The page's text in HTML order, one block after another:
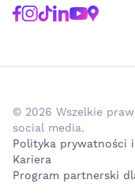
© 2026 Wszelkie
social media.
Polityka prywatności
Kariera
Program partnerski